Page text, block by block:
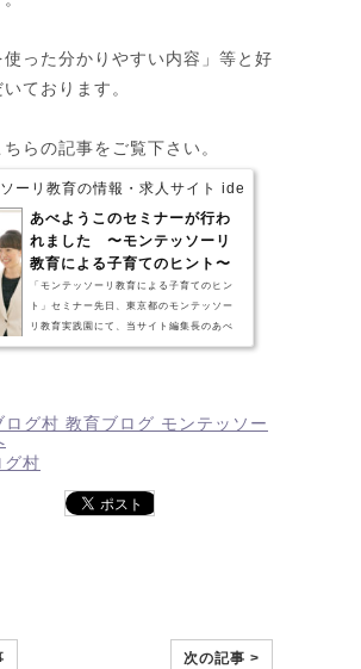
使った分かりやすい内容」等と好
ております。
らの記事をご覧下さい。
ーリ教育の情報・求人サイト idees montessori
あべようこのセミナーが行わ
れました 〜モンテッソーリ
教育による子育てのヒント〜
「モンテッソーリ教育による子育てのヒン
ト」セミナー先日、東京都のモンテッソー
リ教育実践園にて、当サイト編集長のあべ
ようこによる、0-6歳の保護者向けの子育て
ど、「モンテッソーリ教育による子どもの
知ることができた！」と大きな反響があり
ました。 （敏感期の説明で使用された漫画
の一例） セミナーに参加された方のご感想
グ村
次の記事 >